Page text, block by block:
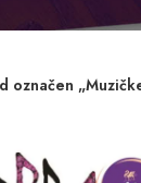
označen